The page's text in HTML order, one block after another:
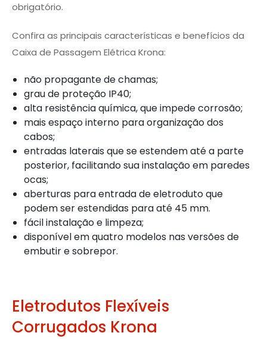
obrigatório.
Confira as principais características e benefícios da
Caixa de Passagem Elétrica Krona:
não propagante de chamas;
grau de proteção IP40;
alta resistência química, que impede corrosão;
mais espaço interno para organização dos
cabos;
entradas laterais que se estendem até a parte
posterior, facilitando sua instalação em paredes
ocas;
aberturas para entrada de eletroduto que
podem ser estendidas para até 45 mm.
fácil instalação e limpeza;
disponível em quatro modelos nas versões de
embutir e sobrepor.
Eletrodutos Flexíveis
Corrugados Krona